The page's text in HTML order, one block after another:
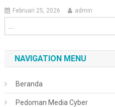
Februari 25, 2026 admin
NAVIGATION MENU
Beranda
Pedoman Media Cyber